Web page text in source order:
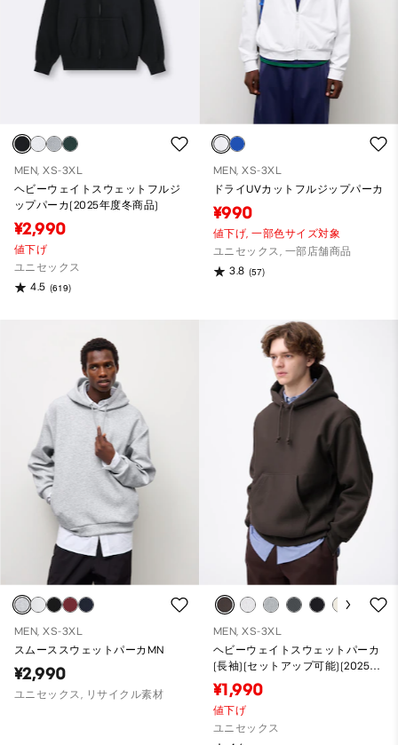
MEN, XS-3XL
ヘビーウェイトスウェットフルジ
ップパーカ(2025年度冬商品)
¥2,990
値下げ
ユニセックス
4.5 (619)
MEN, XS-3XL
ドライUVカットフルジップパーカ
¥990
値下げ,一部色サイズ対象
ユニセックス, 一部店舗商品
3.8 (57)
MEN, XS-3XL
スムーススウェットパーカMN
¥2,990
ユニセックス, リサイクル素材
MEN, XS-3XL
ヘビーウェイトスウェットパーカ
(長袖)(セットアップ可能)(2025年
度冬商品)
¥1,990
値下げ
ユニセックス